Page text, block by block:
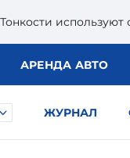
Тонкости используют
АРЕНДА АВТО
ЖУРНАЛ